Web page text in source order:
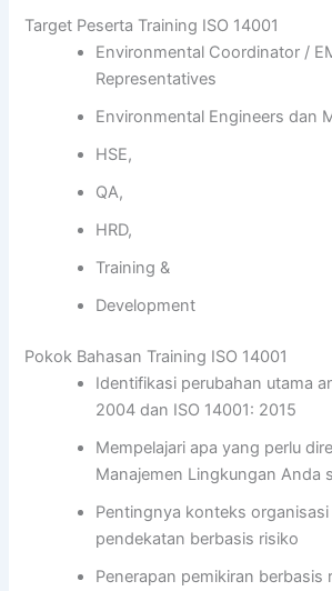
Target Peserta Training ISO 14001
Environmental Coordinator /
Representatives
Environmental Engineers dan
HSE,
QA,
HRD,
Training &
Development
Pokok Bahasan Training ISO 14001
Identifikasi perubahan utama
2004 dan ISO 14001: 2015
Mempelajari apa yang perlu
Manajemen Lingkungan Anda
Pentingnya konteks
pendekatan berbasis risiko
Penerapan pemikiran berbasis